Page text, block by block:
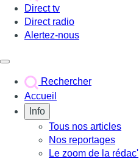
Direct tv
Direct radio
Alertez-nous
Rechercher
Accueil
Info
Tous nos articles
Nos reportages
Le zoom de la rédac'